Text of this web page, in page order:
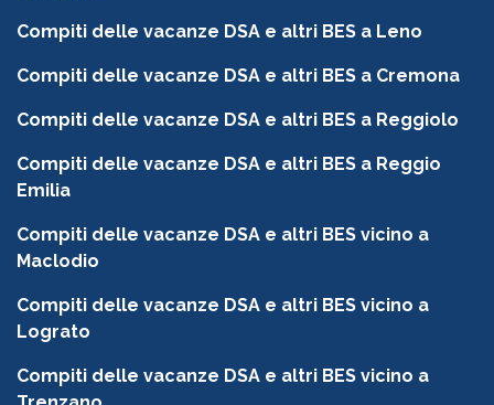
Compiti delle vacanze DSA e altri BES a Leno
Compiti delle vacanze DSA e altri BES a Cremona
Compiti delle vacanze DSA e altri BES a Reggiolo
Compiti delle vacanze DSA e altri BES a Reggio
Emilia
Compiti delle vacanze DSA e altri BES vicino a
Maclodio
Compiti delle vacanze DSA e altri BES vicino a
Lograto
Compiti delle vacanze DSA e altri BES vicino a